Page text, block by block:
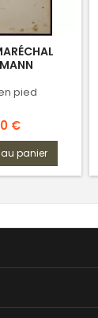
pied
€
panier